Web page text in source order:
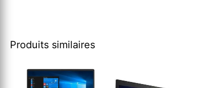
Produits similaires